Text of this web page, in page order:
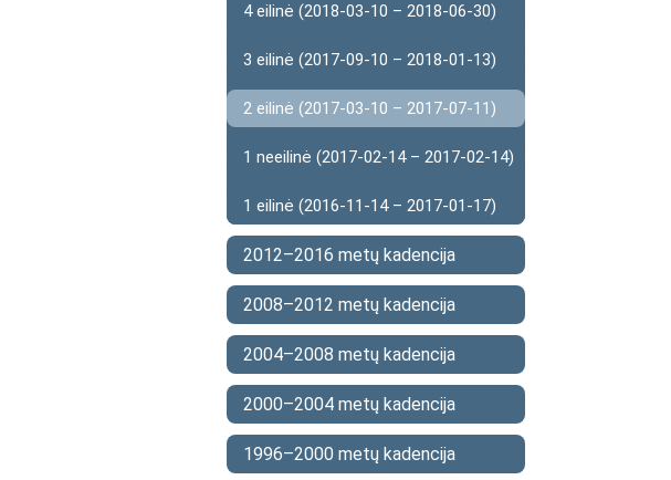
4 eilinė (2018-03-10 – 2018-06-30)
3 eilinė (2017-09-10 – 2018-01-13)
2 eilinė (2017-03-10 – 2017-07-11)
1 neeilinė (2017-02-14 – 2017-02-14)
1 eilinė (2016-11-14 – 2017-01-17)
2012–2016 metų kadencija
2008–2012 metų kadencija
2004–2008 metų kadencija
2000–2004 metų kadencija
1996–2000 metų kadencija